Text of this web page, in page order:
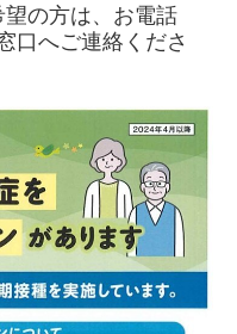
の方は、お電話
口へご連絡くださ